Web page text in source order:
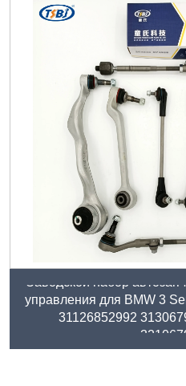
Заводской набор
управления для BMW 3
31126852992